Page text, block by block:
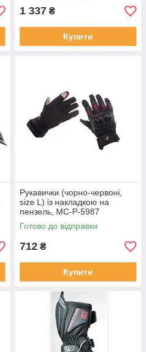
1 337 ₴
Купити
Рукавички (чорно-червоні,
size L) із накладкою на
пензель, MC-P-5987
Готово до відправки
712 ₴
Купити